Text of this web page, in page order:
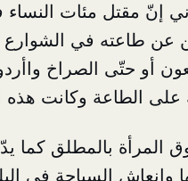
إنّ مقتل مئات
عن طاعته في الشوارع
أو حتّى الصراخ
الطاعة وكانت هذه
المرأة بالمطلق كما
السياحة في